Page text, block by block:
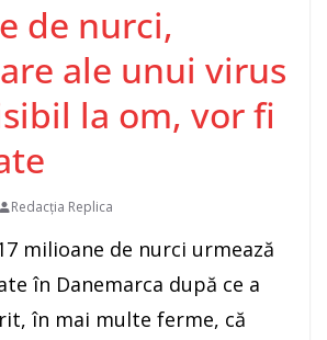
de nurci,
ale unui virus
la om, vor fi
Redacția Replica
milioane de nurci urmează
în Danemarca după ce a
în mai multe ferme, că